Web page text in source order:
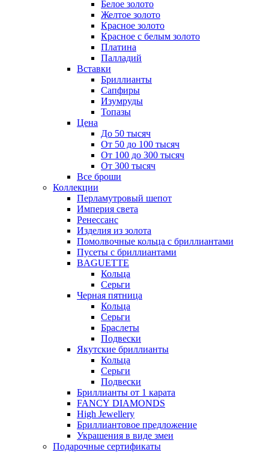
Белое золото
Желтое золото
Красное золото
Красное с белым золото
Платина
Палладий
Вставки
Бриллианты
Сапфиры
Изумруды
Топазы
Цена
До 50 тысяч
От 50 до 100 тысяч
От 100 до 300 тысяч
От 300 тысяч
Все броши
Коллекции
Перламутровый шепот
Империя света
Ренессанс
Изделия из золота
Помолвочные кольца с бриллиантами
Пусеты с бриллиантами
BAGUETTE
Кольца
Серьги
Черная пятница
Кольца
Серьги
Браслеты
Подвески
Якутские бриллианты
Кольца
Серьги
Подвески
Бриллианты от 1 карата
FANCY DIAMONDS
High Jewellery
Бриллиантовое предложение
Украшения в виде змеи
Подарочные сертификаты